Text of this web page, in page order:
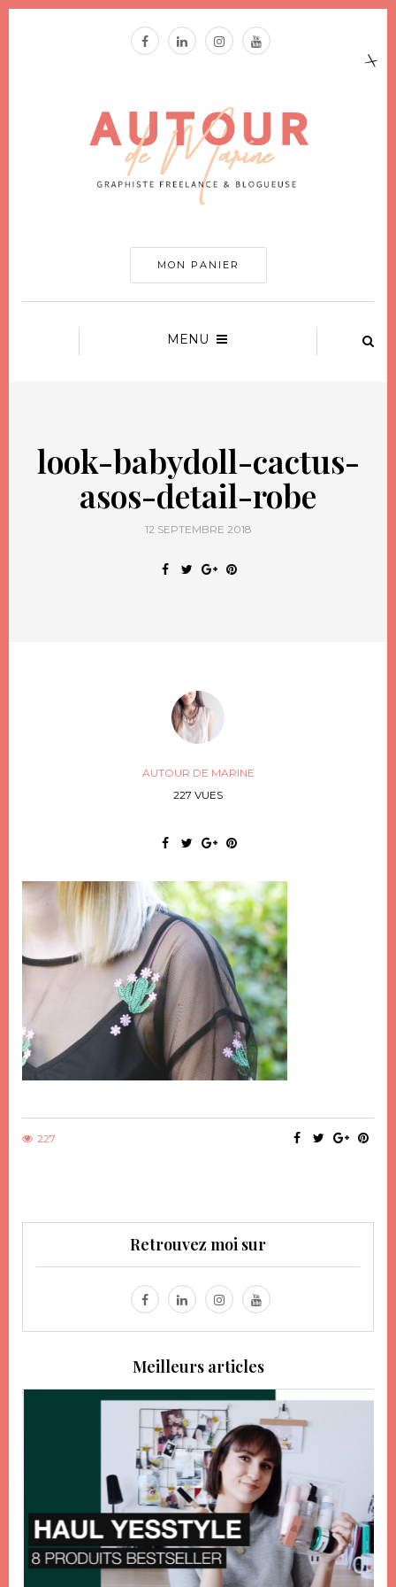
MON PANIER
MENU
look-babydoll-cactus-
asos-detail-robe
12 SEPTEMBRE 2018
AUTOUR DE MARINE
227 VUES
227
Retrouvez moi sur
Meilleurs articles